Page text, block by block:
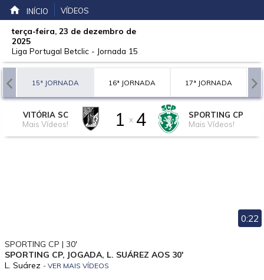
INÍCIO VÍDEOS
terça-feira, 23 de dezembro de
2025
Liga Portugal Betclic - Jornada 15
15ª JORNADA 16ª JORNADA 17ª JORNADA
VITÓRIA SC
Mais Vídeos!
1 x 4
SPORTING CP
Mais Vídeos!
0:22
SPORTING CP | 30'
SPORTING CP, JOGADA, L. SUÁREZ AOS 30'
L. Suárez - VER MAIS VÍDEOS